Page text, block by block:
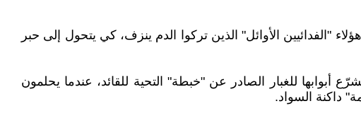
"الفدائيين الأوائل" الذين تركوا الدم ينزف، كي يتحول إلى حبر
أبوابها للغبار الصادر عن "خبطة" التحية للقائد، عندما يحلمون
داكنة السواد.